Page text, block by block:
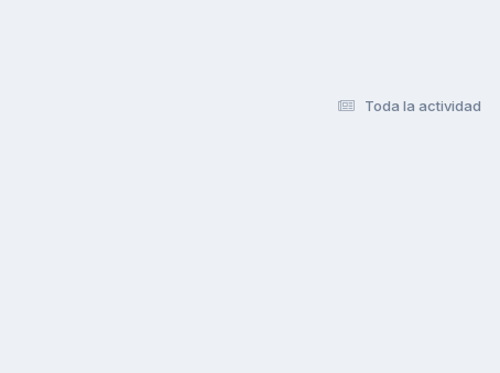
Toda la actividad